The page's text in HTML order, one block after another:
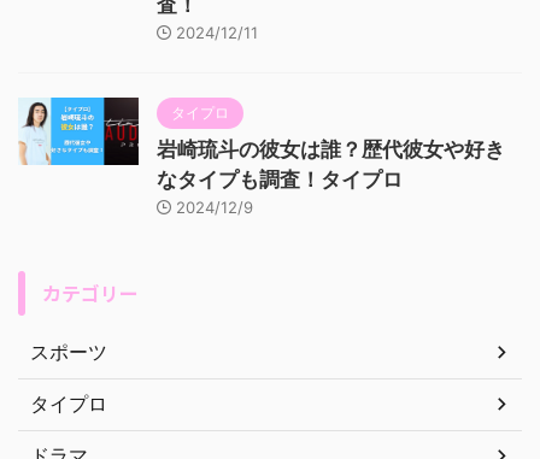
2024/12/11
タイプロ
岩崎琉斗の彼女は誰？歴代彼女や好き
なタイプも調査！タイプロ
2024/12/9
カテゴリー
スポーツ
タイプロ